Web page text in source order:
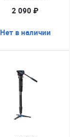
2 090 ₽
Нет в наличии